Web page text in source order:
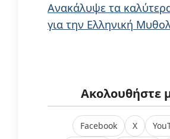
Ανακάλυψε τα
για την Ελληνική
Ακολουθήστε
Facebook X